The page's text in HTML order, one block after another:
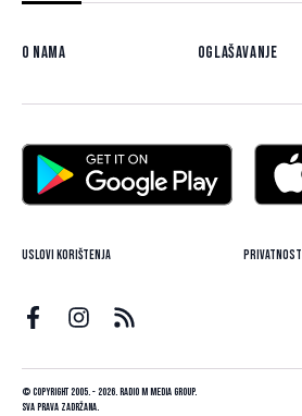
O nama Oglašavanje
Uslovi korištenja Privatnost
© Copyright 2005. - 2026. Radio M Media Group.
Sva prava zadržana.